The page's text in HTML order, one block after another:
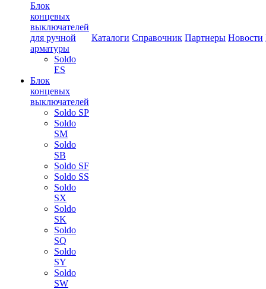
Блок
концевых
выключателей
для ручной
арматуры
Soldo
ES
Блок
концевых
выключателей
Soldo SP
Soldo
SM
Soldo
SB
Soldo SF
Soldo SS
Soldo
SX
Soldo
SK
Soldo
SQ
Soldo
SY
Soldo
SW
Каталоги Справочник Партнеры Новости